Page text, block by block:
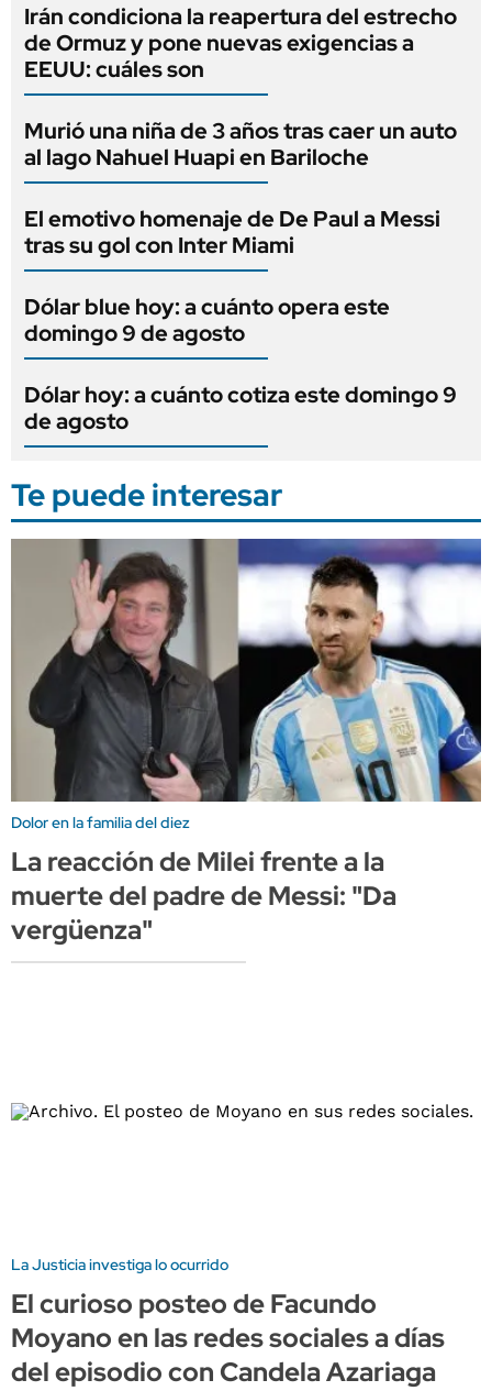
Irán condiciona la reapertura del estrecho
de Ormuz y pone nuevas exigencias a
EEUU: cuáles son
Murió una niña de 3 años tras caer un auto
al lago Nahuel Huapi en Bariloche
El emotivo homenaje de De Paul a Messi
tras su gol con Inter Miami
Dólar blue hoy: a cuánto opera este
domingo 9 de agosto
Dólar hoy: a cuánto cotiza este domingo 9
de agosto
Te puede interesar
Dolor en la familia del diez
La reacción de Milei frente a la
muerte del padre de Messi: "Da
vergüenza"
La Justicia investiga lo ocurrido
El curioso posteo de Facundo
Moyano en las redes sociales a días
del episodio con Candela Azariaga